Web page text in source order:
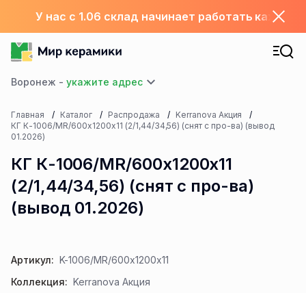
У нас с 1.06 склад начинает работать каждый
Воронеж -
Главная Каталог Распродажа
Kerranova Акция
КГ К-1006/MR/600х1200х11 (2/1,44/34,56) (снят с про-ва) (вывод
01.2026)
КГ К-1006/MR/600х1200х11
(2/1,44/34,56) (снят с про-ва)
(вывод 01.2026)
Артикул: K-1006/MR/600x1200x11
Коллекция: Kerranova Акция